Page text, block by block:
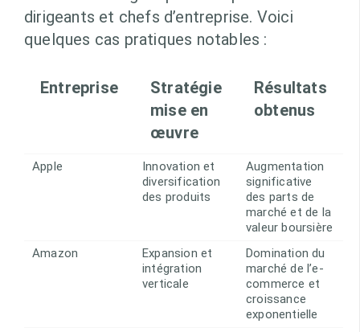
dirigeants et chefs d’entreprise. Voici
quelques cas pratiques notables :
Entreprise
Stratégie
mise en
œuvre
Résultats
obtenus
Apple
Innovation et
diversification
des produits
Augmentation
significative
des parts de
marché et de la
valeur boursière
Amazon
Expansion et
intégration
verticale
Domination du
marché de l’e-
commerce et
croissance
exponentielle